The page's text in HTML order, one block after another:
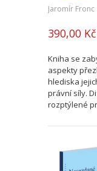
Jaromír Fronc
390,00 Kč
Kniha se
aspekty
hlediska
právní síly.
rozptýlené